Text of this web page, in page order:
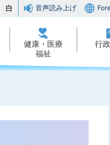
音声読み上げ
健康・医療
福祉
行